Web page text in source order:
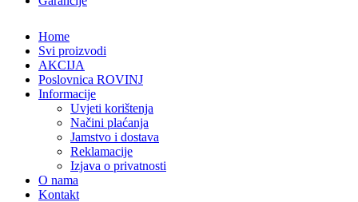
Home
Svi proizvodi
AKCIJA
Poslovnica ROVINJ
Informacije
Uvjeti korištenja
Načini plaćanja
Jamstvo i dostava
Reklamacije
Izjava o privatnosti
O nama
Kontakt